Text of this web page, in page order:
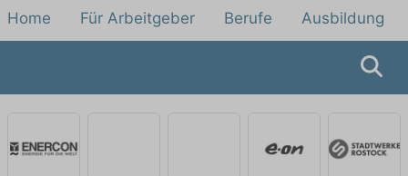
Home Für Arbeitgeber Berufe Ausbildung